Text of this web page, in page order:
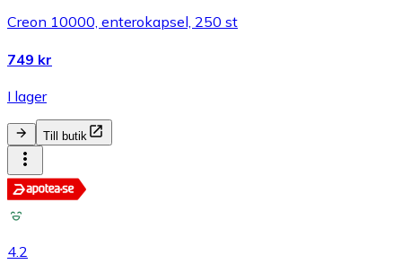
Creon 10000, enterokapsel, 250 st
749 kr
I lager
Till butik
4.2